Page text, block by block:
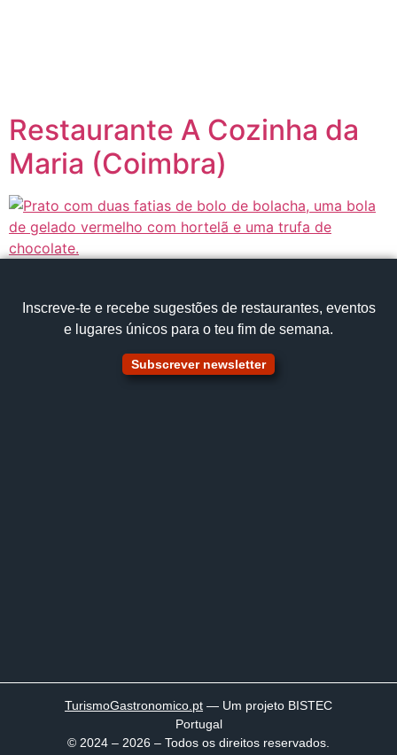
Restaurante A Cozinha da
Maria (Coimbra)
Inscreve‑te e recebe sugestões de restaurantes, eventos
e lugares únicos para o teu fim de semana.
Subscrever newsletter
TurismoGastronomico .pt — Um projeto BISTEC
Portugal
© 2024 – 2026 – Todos os direitos reservados.